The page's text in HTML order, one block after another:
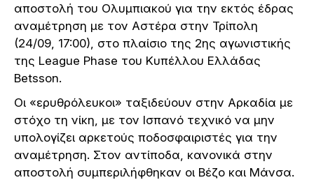
αποστολή του Ολυμπιακού για την εκτός έδρας
αναμέτρηση με τον Αστέρα στην Τρίπολη
(24/09, 17:00), στο πλαίσιο της 2ης αγωνιστικής
της League Phase του Κυπέλλου Ελλάδας
Betsson.
Οι «ερυθρόλευκοι» ταξιδεύουν στην Αρκαδία με
στόχο τη νίκη, με τον Ισπανό τεχνικό να μην
υπολογίζει αρκετούς ποδοσφαιριστές για την
αναμέτρηση. Στον αντίποδα, κανονικά στην
αποστολή συμπεριλήφθηκαν οι Βέζο και Μάνσα.